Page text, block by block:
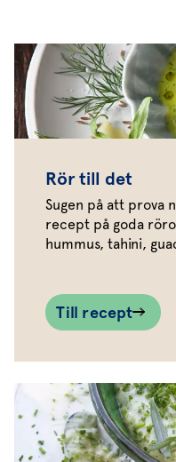
Rör till det
Sugen på att prova
recept på goda
hummus, tahini,
Till recept